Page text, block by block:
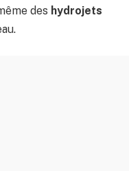
des hydrojets